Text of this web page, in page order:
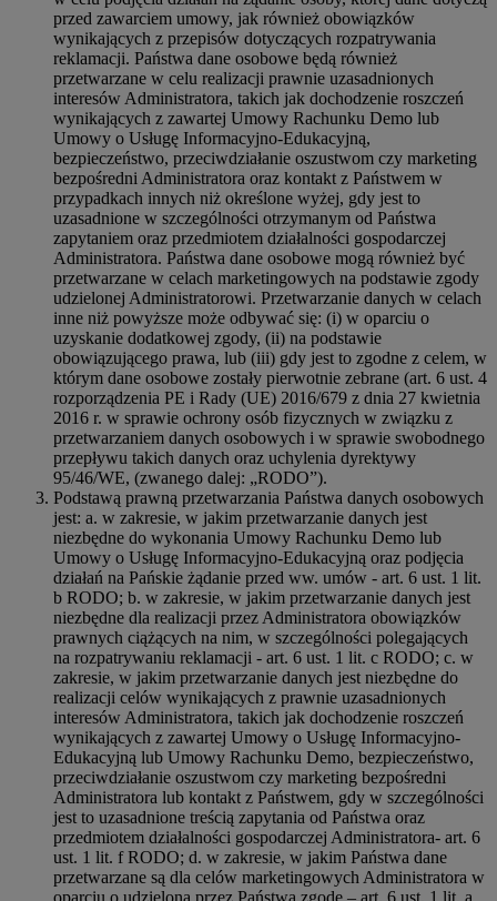
przed zawarciem umowy, jak również obowiązków
wynikających z przepisów dotyczących rozpatrywania
reklamacji. Państwa dane osobowe będą również
przetwarzane w celu realizacji prawnie uzasadnionych
interesów Administratora, takich jak dochodzenie roszczeń
wynikających z zawartej Umowy Rachunku Demo lub
Umowy o Usługę Informacyjno-Edukacyjną,
bezpieczeństwo, przeciwdziałanie oszustwom czy marketing
bezpośredni Administratora oraz kontakt z Państwem w
przypadkach innych niż określone wyżej, gdy jest to
uzasadnione w szczególności otrzymanym od Państwa
zapytaniem oraz przedmiotem działalności gospodarczej
Administratora. Państwa dane osobowe mogą również być
przetwarzane w celach marketingowych na podstawie zgody
udzielonej Administratorowi. Przetwarzanie danych w celach
inne niż powyższe może odbywać się: (i) w oparciu o
uzyskanie dodatkowej zgody, (ii) na podstawie
obowiązującego prawa, lub (iii) gdy jest to zgodne z celem, w
którym dane osobowe zostały pierwotnie zebrane (art. 6 ust. 4
rozporządzenia PE i Rady (UE) 2016/679 z dnia 27 kwietnia
2016 r. w sprawie ochrony osób fizycznych w związku z
przetwarzaniem danych osobowych i w sprawie swobodnego
przepływu takich danych oraz uchylenia dyrektywy
95/46/WE, (zwanego dalej: „RODO”).
Podstawą prawną przetwarzania Państwa danych osobowych
jest: a. w zakresie, w jakim przetwarzanie danych jest
niezbędne do wykonania Umowy Rachunku Demo lub
Umowy o Usługę Informacyjno-Edukacyjną oraz podjęcia
działań na Pańskie żądanie przed ww. umów - art. 6 ust. 1 lit.
b RODO; b. w zakresie, w jakim przetwarzanie danych jest
niezbędne dla realizacji przez Administratora obowiązków
prawnych ciążących na nim, w szczególności polegających
na rozpatrywaniu reklamacji - art. 6 ust. 1 lit. c RODO; c. w
zakresie, w jakim przetwarzanie danych jest niezbędne do
realizacji celów wynikających z prawnie uzasadnionych
interesów Administratora, takich jak dochodzenie roszczeń
wynikających z zawartej Umowy o Usługę Informacyjno-
Edukacyjną lub Umowy Rachunku Demo, bezpieczeństwo,
przeciwdziałanie oszustwom czy marketing bezpośredni
Administratora lub kontakt z Państwem, gdy w szczególności
jest to uzasadnione treścią zapytania od Państwa oraz
przedmiotem działalności gospodarczej Administratora- art. 6
ust. 1 lit. f RODO; d. w zakresie, w jakim Państwa dane
przetwarzane są dla celów marketingowych Administratora w
oparciu o udzieloną przez Państwa zgodę – art. 6 ust. 1 lit. a